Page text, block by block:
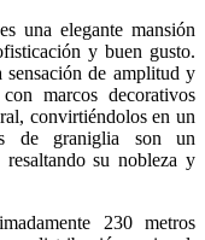
una elegante mansión
y buen gusto.
sensación de amplitud y
marcos decorativos
convirtiéndolos en un
de graniglia son un
su nobleza y
230 metros